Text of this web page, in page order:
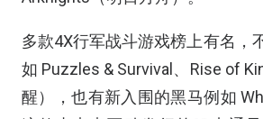
多款4X行军战斗游戏榜上有名，
如 Puzzles & Survival、Rise of
醒），也有新入围的黑马例如